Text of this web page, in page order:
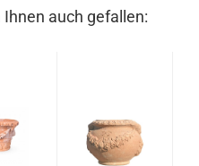
auch gefallen: